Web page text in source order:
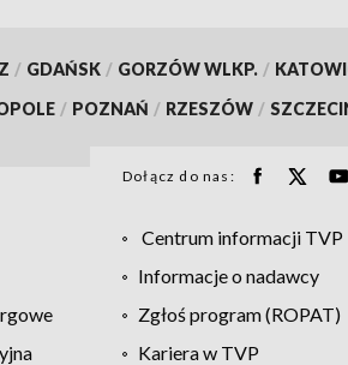
/ GDAŃSK / GORZÓW WLKP. /
/ POZNAŃ / RZESZÓW /
Dołącz do nas:
Centrum informacji TVP
Informacje o nadawcy
Zgłoś program (ROPAT)
Kariera w TVP